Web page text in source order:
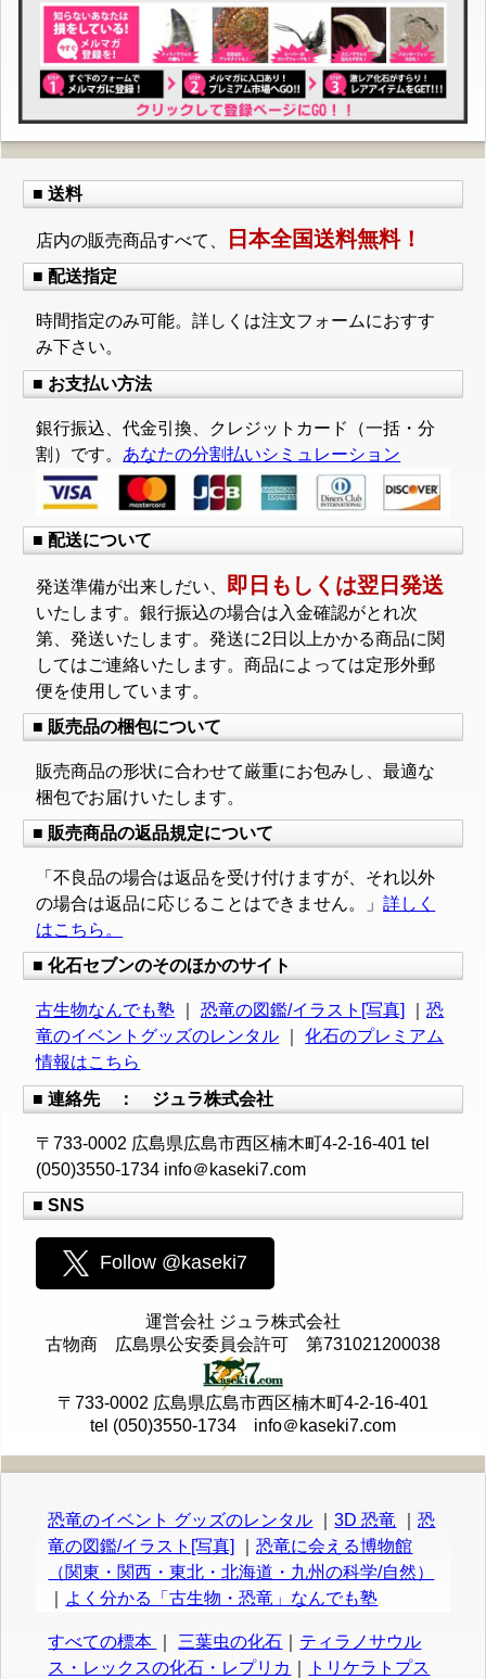
■ 送料
店内の販売商品すべて、 日本全国送料無料！
■ 配送指定
時間指定のみ可能。詳しくは注文フォームにおすす
み下さい。
■ お支払い方法
銀行振込、代金引換、クレジットカード（一括・分
割）です。 あなたの分割払いシミュレーション
■ 配送について
発送準備が出来しだい、 即日もしくは翌日発送
いたします。銀行振込の場合は入金確認がとれ次
第、発送いたします。発送に2日以上かかる商品に関
してはご連絡いたします。商品によっては定形外郵
便を使用しています。
■ 販売品の梱包について
販売商品の形状に合わせて厳重にお包みし、最適な
梱包でお届けいたします。
■ 販売商品の返品規定について
「不良品の場合は返品を受け付けますが、それ以外
の場合は返品に応じることはできません。」詳しく
はこちら。
■ 化石セブンのそのほかのサイト
古生物なんでも塾 ｜恐竜の図鑑/イラスト[写真] ｜恐
竜のイベントグッズのレンタル ｜化石のプレミアム
情報はこちら
■ 連絡先 ： ジュラ株式会社
〒733-0002 広島県広島市西区楠木町4-2-16-401 tel
(050)3550-1734 info＠kaseki7.com
■ SNS
Follow @kaseki7
運営会社 ジュラ株式会社
古物商 広島県公安委員会許可 第731021200038
〒733-0002 広島県広島市西区楠木町4-2-16-401
tel (050)3550-1734 info＠kaseki7.com
恐竜のイベント グッズのレンタル ｜3D 恐竜 ｜恐
竜の図鑑/イラスト[写真]
｜恐竜に会える博物館
（関東・関西・東北・北海道・九州の科学/自然）
よく分かる「古生物・恐竜」なんでも塾
すべての標本 三葉虫の化石
ティラノサウル
ス・レックスの化石・レプリカ
トリケラトプス